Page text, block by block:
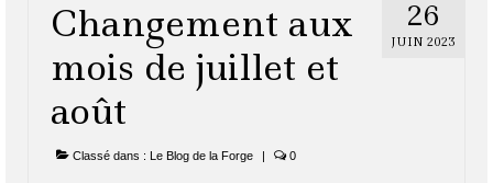
26
JUIN 2023
Changement aux
mois de juillet et
août
Classé dans : Le Blog de la Forge | 0